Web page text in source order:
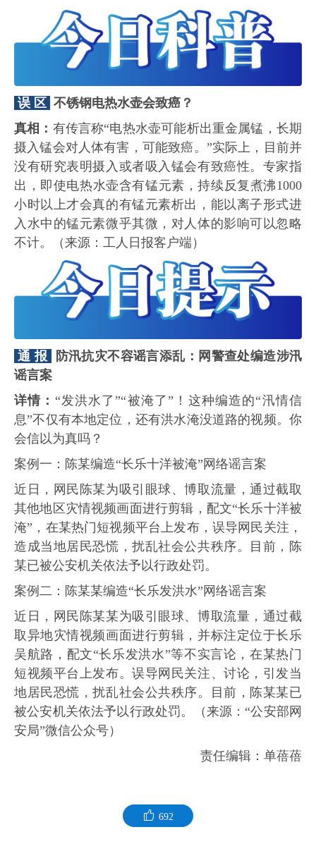
误 区 不锈钢电热水壶会致癌？
真相： 有传言称“电热水壶可能析出重金属锰，长期
摄入锰会对人体有害，可能致癌。”实际上，目前并
没有研究表明摄入或者吸入锰会有致癌性。专家指
出，即使电热水壶含有锰元素，持续反复煮沸1000
小时以上才会真的有锰元素析出，能以离子形式进
入水中的锰元素微乎其微，对人体的影响可以忽略
不计。（来源：工人日报客户端）
通 报
防汛抗灾不容谣言添乱：网警查处编造涉汛
谣言案
详情： “发洪水了”“被淹了”！这种编造的“汛情信
息”不仅有本地定位，还有洪水淹没道路的视频。你
会信以为真吗？
案例一：陈某编造“长乐十洋被淹”网络谣言案
近日，网民陈某为吸引眼球、博取流量，通过截取
其他地区灾情视频画面进行剪辑，配文“长乐十洋被
淹”，在某热门短视频平台上发布，误导网民关注，
造成当地居民恐慌，扰乱社会公共秩序。目前，陈
某已被公安机关依法予以行政处罚。
案例二：陈某某编造“长乐发洪水”网络谣言案
近日，网民陈某某为吸引眼球、博取流量，通过截
取异地灾情视频画面进行剪辑，并标注定位于长乐
吴航路，配文“长乐发洪水”等不实言论，在某热门
短视频平台上发布。误导网民关注、讨论，引发当
地居民恐慌，扰乱社会公共秩序。目前，陈某某已
被公安机关依法予以行政处罚。（来源：“公安部网
安局”微信公众号）
责任编辑：单蓓蓓
692